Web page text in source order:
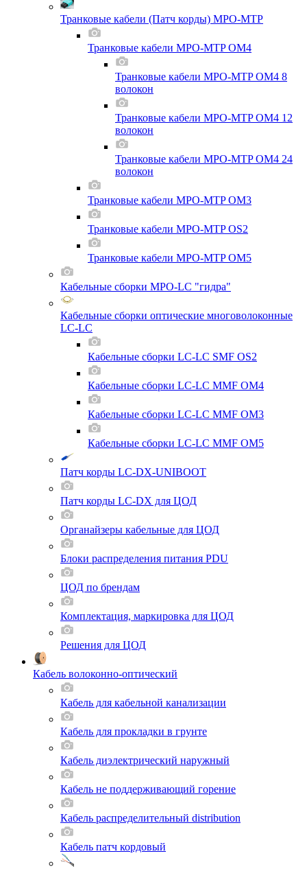
Транковые кабели (Патч корды) MPO-MTP
Транковые кабели MPO-MTP OM4
Транковые кабели MPO-MTP OM4 8
волокон
Транковые кабели MPO-MTP OM4 12
волокон
Транковые кабели MPO-MTP OM4 24
волокон
Транковые кабели MPO-MTP OM3
Транковые кабели MPO-MTP OS2
Транковые кабели MPO-MTP OM5
Кабельные сборки MPO-LC "гидра"
Кабельные сборки оптические многоволоконные
LC-LC
Кабельные сборки LC-LC SMF OS2
Кабельные сборки LC-LC MMF OM4
Кабельные сборки LC-LC MMF OM3
Кабельные сборки LC-LC MMF OM5
Патч корды LC-DX-UNIBOOT
Патч корды LC-DX для ЦОД
Органайзеры кабельные для ЦОД
Блоки распределения питания PDU
ЦОД по брендам
Комплектация, маркировка для ЦОД
Решения для ЦОД
Кабель волоконно-оптический
Кабель для кабельной канализации
Кабель для прокладки в грунте
Кабель диэлектрический наружный
Кабель не поддерживающий горение
Кабель распределительный distribution
Кабель патч кордовый